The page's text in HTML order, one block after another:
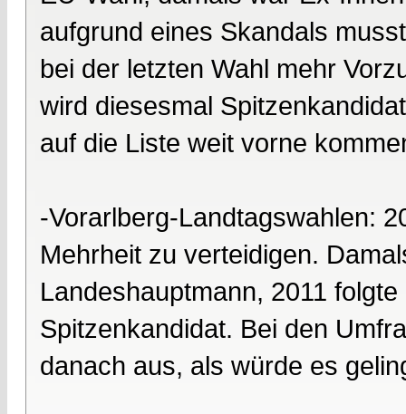
aufgrund eines Skandals
bei der letzten Wahl mehr
wird diesesmal
auf die Liste weit vorne
-Vorarlberg-Landtagswahlen:
Mehrheit zu verteidigen.
Landeshauptmann, 2011
Spitzenkandidat. Bei den
danach aus, als würde es